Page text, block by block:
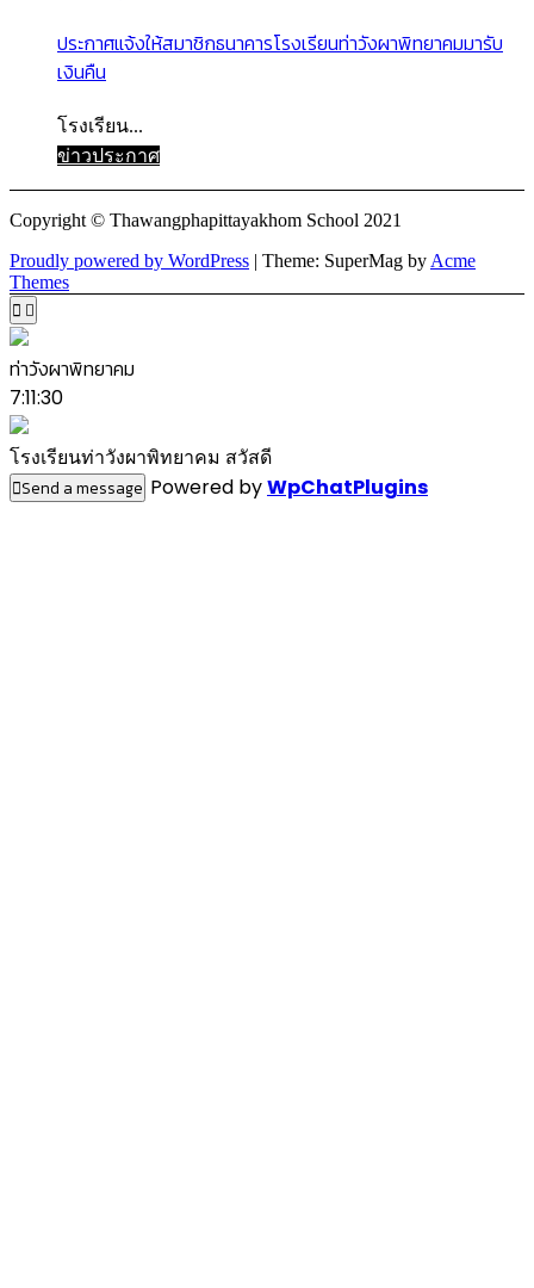
ประกาศแจ้งให้สมาชิกธนาคารโรงเรียนท่าวังผาพิทยาคมมารับ
เงินคืน
โรงเรียน...
ข่าวประกาศ
Copyright © Thawangphapittayakhom School 2021
Proudly powered by WordPress | Theme: SuperMag by Acme
Themes
ท่าวังผาพิทยาคม
7:11:30
โรงเรียนท่าวังผาพิทยาคม สวัสดี
Send a message Powered byWpChatPlugins